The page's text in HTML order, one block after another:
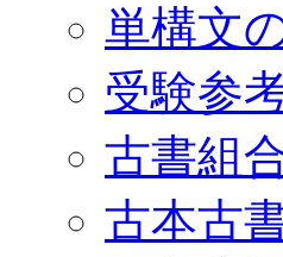
単構文
受験参
古書組
古本古